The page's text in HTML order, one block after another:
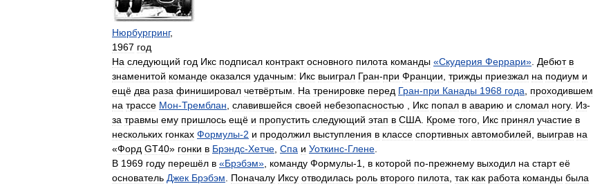
Нюрбургринг,
1967 год
На следующий год Икс подписал контракт основного пилота команды «Скудерия Феррари» Дебют в
знаменитой команде оказался удачным: Икс выиграл Гран-при Франции трижды приезжал на подиум и
ещё два раза финишировал четвёртым На тренировке перед Гран-при Канады 1968 года
проходившем
на трассе Мон-Тремблан славившейся своей небезопасностью Икс попал в аварию и сломал ногу. Из-
за травмы ему пришлось ещё и пропустить следующий этап в США Кроме того Икс принял участие в
нескольких гонках Формулы-2 и продолжил выступления в классе спортивных автомобилей выиграв на
«Форд GT40» гонки в Брэндс-Хетче Спа и Уоткинс-Глене
В 1969 году перешёл в «Брэбэм» команду Формулы-1 в которой по-прежнему выходил на старт её
основатель Джек Брэбэм Поначалу Иксу отводилась роль второго пилота так как работа команды была